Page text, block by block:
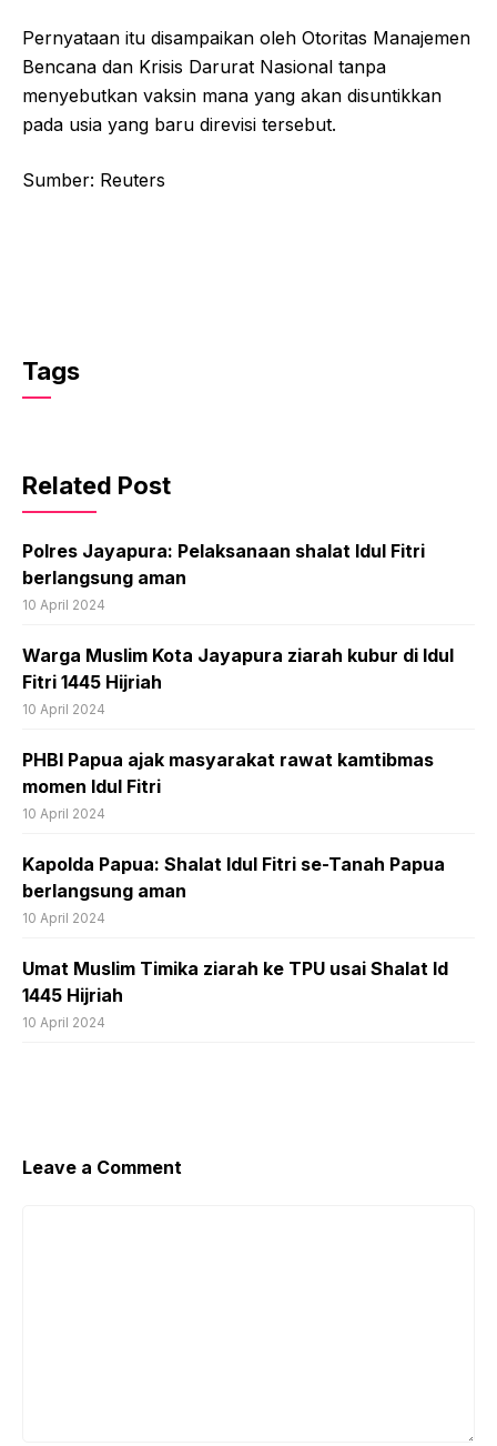
Pernyataan itu disampaikan oleh Otoritas Manajemen
Bencana dan Krisis Darurat Nasional tanpa
menyebutkan vaksin mana yang akan disuntikkan
pada usia yang baru direvisi tersebut.
Sumber: Reuters
Tags
Related Post
Polres Jayapura: Pelaksanaan shalat Idul Fitri
berlangsung aman
10 April 2024
Warga Muslim Kota Jayapura ziarah kubur di Idul
Fitri 1445 Hijriah
10 April 2024
PHBI Papua ajak masyarakat rawat kamtibmas
momen Idul Fitri
10 April 2024
Kapolda Papua: Shalat Idul Fitri se-Tanah Papua
berlangsung aman
10 April 2024
Umat Muslim Timika ziarah ke TPU usai Shalat Id
1445 Hijriah
10 April 2024
Leave a Comment